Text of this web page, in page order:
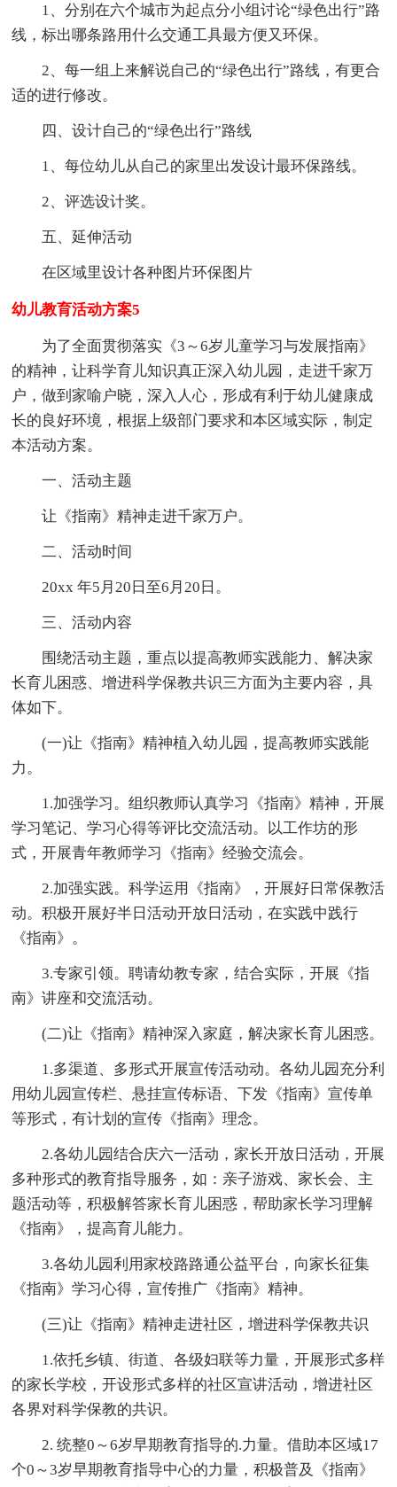
1、分别在六个城市为起点分小组讨论“绿色出行”路
线，标出哪条路用什么交通工具最方便又环保。
2、每一组上来解说自己的“绿色出行”路线，有更合
适的进行修改。
四、设计自己的“绿色出行”路线
1、每位幼儿从自己的家里出发设计最环保路线。
2、评选设计奖。
五、延伸活动
在区域里设计各种图片环保图片
幼儿教育活动方案5
为了全面贯彻落实《3～6岁儿童学习与发展指南》
的精神，让科学育儿知识真正深入幼儿园，走进千家万
户，做到家喻户晓，深入人心，形成有利于幼儿健康成
长的良好环境，根据上级部门要求和本区域实际，制定
本活动方案。
一、活动主题
让《指南》精神走进千家万户。
二、活动时间
20xx 年5月20日至6月20日。
三、活动内容
围绕活动主题，重点以提高教师实践能力、解决家
长育儿困惑、增进科学保教共识三方面为主要内容，具
体如下。
(一)让《指南》精神植入幼儿园，提高教师实践能
力。
1.加强学习。组织教师认真学习《指南》精神，开展
学习笔记、学习心得等评比交流活动。以工作坊的形
式，开展青年教师学习《指南》经验交流会。
2.加强实践。科学运用《指南》，开展好日常保教活
动。积极开展好半日活动开放日活动，在实践中践行
《指南》。
3.专家引领。聘请幼教专家，结合实际，开展《指
南》讲座和交流活动。
(二)让《指南》精神深入家庭，解决家长育儿困惑。
1.多渠道、多形式开展宣传活动动。各幼儿园充分利
用幼儿园宣传栏、悬挂宣传标语、下发《指南》宣传单
等形式，有计划的宣传《指南》理念。
2.各幼儿园结合庆六一活动，家长开放日活动，开展
多种形式的教育指导服务，如：亲子游戏、家长会、主
题活动等，积极解答家长育儿困惑，帮助家长学习理解
《指南》，提高育儿能力。
3.各幼儿园利用家校路路通公益平台，向家长征集
《指南》学习心得，宣传推广《指南》精神。
(三)让《指南》精神走进社区，增进科学保教共识
1.依托乡镇、街道、各级妇联等力量，开展形式多样
的家长学校，开设形式多样的社区宣讲活动，增进社区
各界对科学保教的共识。
2. 统整0～6岁早期教育指导的.力量。借助本区域17
个0～3岁早期教育指导中心的力量，积极普及《指南》